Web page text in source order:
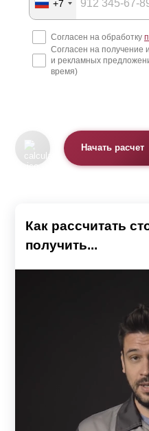
+7
Согласен на обработку
Согласен на получение
и рекламных
время)
Начать расчет
Как рассчитать
получить...